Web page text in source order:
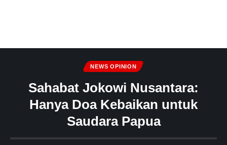
NEWS OPINION
Sahabat Jokowi Nusantara:
Hanya Doa Kebaikan untuk
Saudara Papua